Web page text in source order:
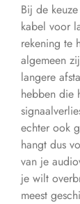
Bij de
kabel voor
rekening te
algemeen
langere
hebben die
echter ook
hangt dus
van je
je wilt
meest